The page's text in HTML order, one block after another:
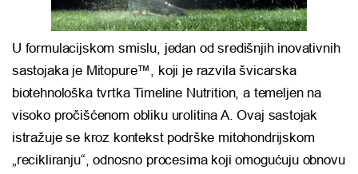
U formulacijskom smislu, jedan od središnjih inovativnih
sastojaka je Mitopure™, koji je razvila švicarska
biotehnološka tvrtkaTimeline Nutrition, a temeljen na
visoko pročišćenom obliku urolitina A. Ovaj sastojak
istražuje se kroz kontekst podrške mitohondrijskom
„recikliranju“, odnosno procesima koji omogućuju obnovu